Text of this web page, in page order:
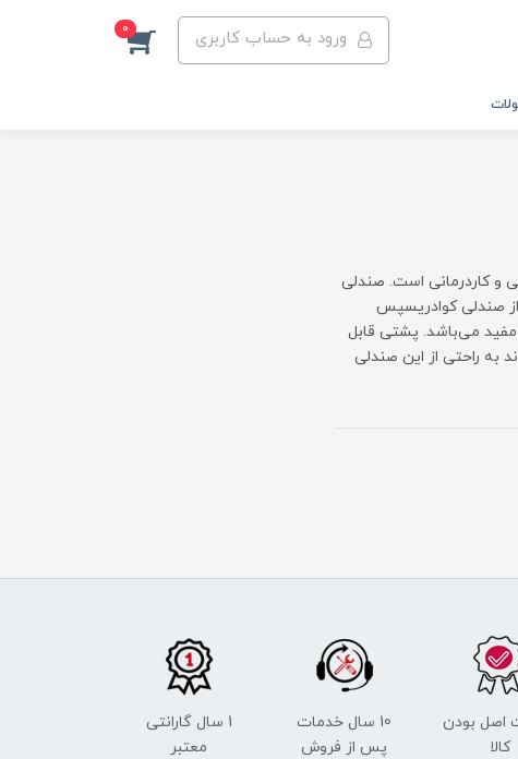
ورود به حساب کاربری 0
و کاردرمانی است. صندلی
صندلی کوادریسپس
می‌باشد. پشتی قابل
به راحتی از این صندلی
اصل بودن
کالا
10 سال خدمات
پس از فروش
1 سال گارانتی
معتبر